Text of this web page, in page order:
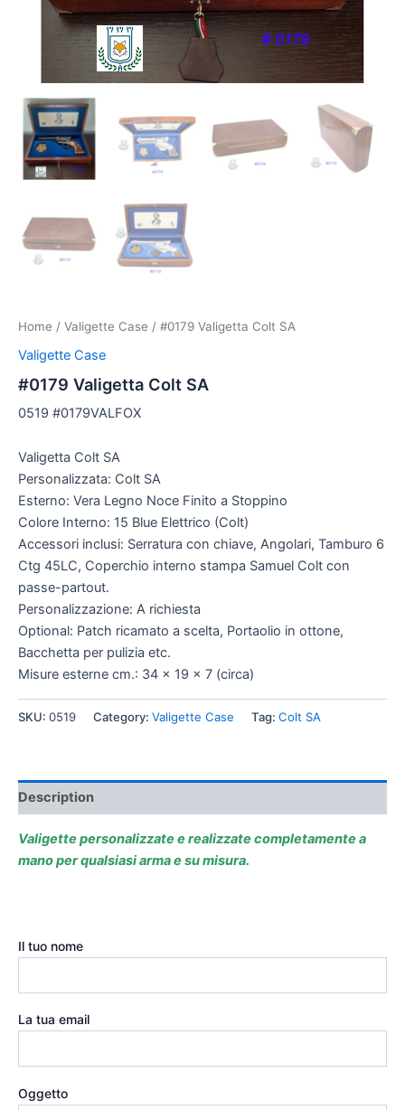
Home / Valigette Case / #0179 Valigetta Colt SA
Valigette Case
#0179 Valigetta Colt SA
0519 #0179VALFOX
Valigetta Colt SA
Personalizzata: Colt SA
Esterno: Vera Legno Noce Finito a Stoppino
Colore Interno: 15 Blue Elettrico (Colt)
Accessori inclusi: Serratura con chiave, Angolari, Tamburo 6
Ctg 45LC, Coperchio interno stampa Samuel Colt con
passe-partout.
Personalizzazione: A richiesta
Optional: Patch ricamato a scelta, Portaolio in ottone,
Bacchetta per pulizia etc.
Misure esterne cm.: 34 x 19 x 7 (circa)
SKU: 0519 Category: Valigette Case Tag: Colt SA
Description
Valigette personalizzate e realizzate completamente a
mano per qualsiasi arma e su misura.
Il tuo nome
La tua email
Oggetto